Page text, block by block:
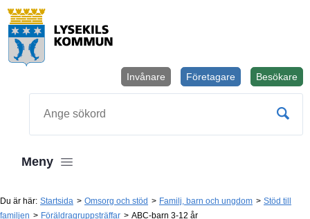
Besökare
Företagare
Invånare
Meny
Du är här: Startsida Omsorg och stöd Familj, barn och ungdom
Stöd till
familjen
Föräldragruppsträffar ABC-barn 3-12 år